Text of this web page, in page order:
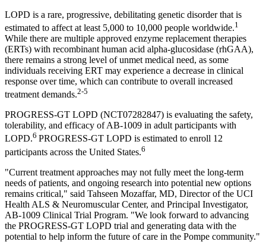
LOPD is a rare, progressive, debilitating genetic disorder that is
estimated to affect at least 5,000 to 10,000 people worldwide.1
While there are multiple approved enzyme replacement therapies
(ERTs) with recombinant human acid alpha-glucosidase (rhGAA),
there remains a strong level of unmet medical need, as some
individuals receiving ERT may experience a decrease in clinical
response over time, which can contribute to overall increased
treatment demands.2-5
PROGRESS-GT LOPD (NCT07282847) is evaluating the safety,
tolerability, and efficacy of AB-1009 in adult participants with
LOPD.6 PROGRESS-GT LOPD is estimated to enroll 12
participants across the United States.6
"Current treatment approaches may not fully meet the long-term
needs of patients, and ongoing research into potential new options
remains critical," said Tahseen Mozaffar, MD, Director of the UCI
Health ALS & Neuromuscular Center, and Principal Investigator,
AB-1009 Clinical Trial Program. "We look forward to advancing
the PROGRESS-GT LOPD trial and generating data with the
potential to help inform the future of care in the Pompe community."